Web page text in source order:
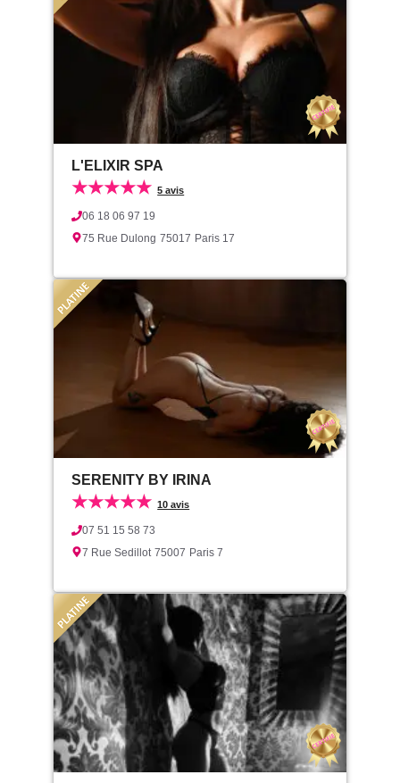
L'ELIXIR SPA
★★★★★5 avis
06 18 06 97 19
75 Rue Dulong 75017 Paris 17
SERENITY BY IRINA
★★★★★10 avis
07 51 15 58 73
7 Rue Sedillot 75007 Paris 7